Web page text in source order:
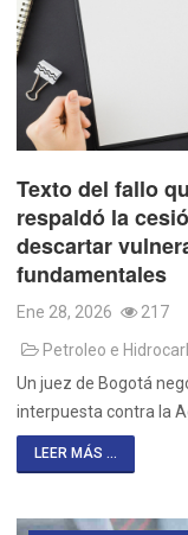
Texto del fallo
respaldó la
descartar
fundamentales
Ene 28, 2026
217
Petroleo e
Un juez de Bogotá
interpuesta contra la
LEER MÁS ...